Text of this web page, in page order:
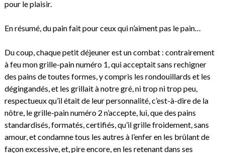
pour le plaisir.
En résumé, du pain fait pour ceux qui n’aiment pas le pain…
Du coup, chaque petit déjeuner est un combat : contrairement
à feu mon grille-pain numéro 1, qui acceptait sans rechigner
des pains de toutes formes, y compris les rondouillards et les
dégingandés, et les grillait à notre gré, ni trop ni trop peu,
respectueux qu’il était de leur personnalité, c’est-à-dire de la
nôtre, le grille-pain numéro 2 n’accepte, lui, que des pains
standardisés, formatés, certifiés, qu’il grille froidement, sans
amour, et condamne tous les autres à l’enfer en les brûlant de
façon excessive, et, pire encore, en les retenant dans ses